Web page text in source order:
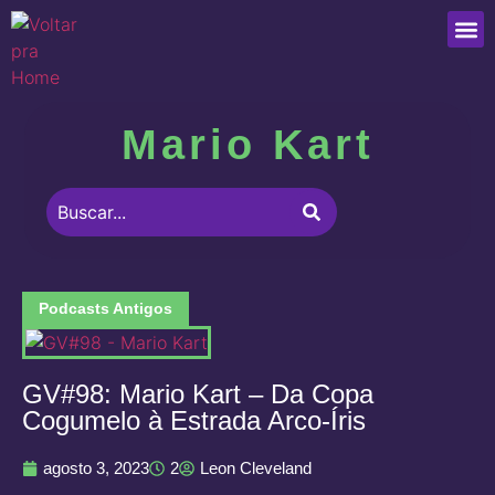
Mario Kart
Podcasts Antigos
GV#98: Mario Kart – Da Copa
Cogumelo à Estrada Arco-Íris
agosto 3, 2023 2 Leon Cleveland